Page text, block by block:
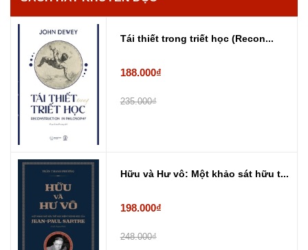
Tái thiết trong triết học (Recon...
188.000₫
235.000₫
Hữu và Hư vô: Một khảo sát hữu t...
198.000₫
248.000₫